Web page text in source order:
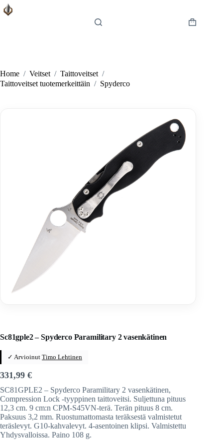
Skip
to
Shopping
Home / Veitset / Taittoveitset /
Taittoveitset tuotemerkeittäin / Spyderco
Sc81gple2 – Spyderco Paramilitary 2 vasenkätinen
✓ Arvioinut Timo Lehtinen
331,99 €
SC81GPLE2 – Spyderco Paramilitary 2 vasenkätinen,
Compression Lock -tyyppinen taittoveitsi. Suljettuna pituus
12,3 cm. 9 cm:n CPM-S45VN-terä. Terän pituus 8 cm.
Paksuus 3,2 mm. Ruostumattomasta teräksestä valmistetut
teräslevyt. G10-kahvalevyt. 4-asentoinen klipsi. Valmistettu
Yhdysvalloissa. Paino 108 g.